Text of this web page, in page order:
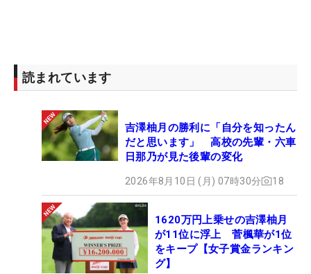
読まれています
吉澤柚月の勝利に「自分を知ったん
だと思います」 高校の先輩・六車
日那乃が見た後輩の変化
2026年8月10日 (月) 07時30分 18
1620万円上乗せの吉澤柚月
が11位に浮上 菅楓華が1位
をキープ【女子賞金ランキン
グ】